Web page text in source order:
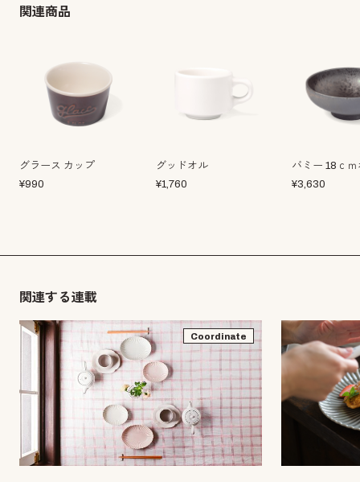
関連商品
グラース カップ
¥990
グッドオル
¥1,760
バミー 18ｃ
¥3,630
関連する連載
Coordinate